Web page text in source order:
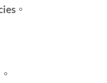
。